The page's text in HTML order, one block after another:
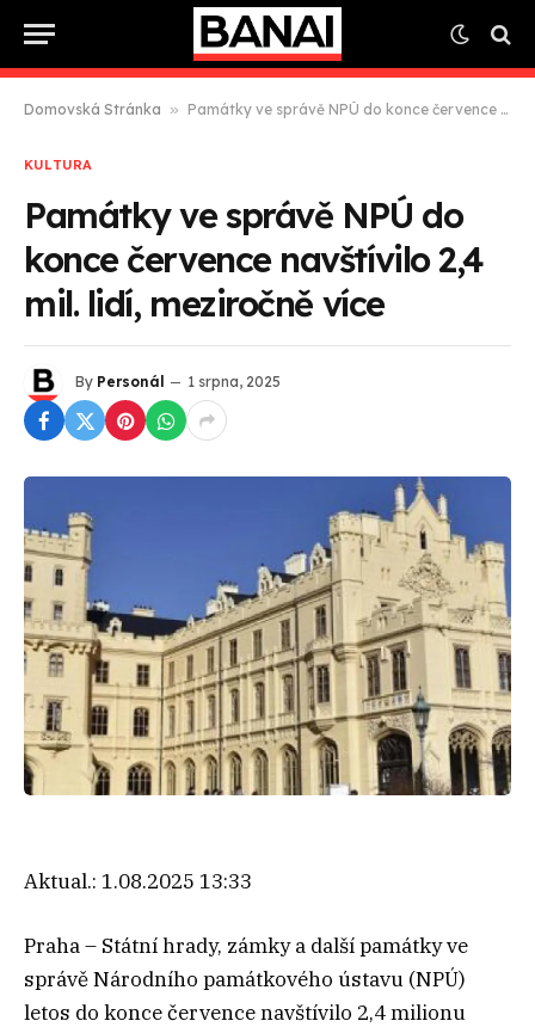
Domovská Stránka » Památky ve správě NPÚ do konce července navštívilo 2,4 mil. lidí, meziročně více
KULTURA
Památky ve správě NPÚ do
konce července navštívilo 2,4
mil. lidí, meziročně více
By Personál 1 srpna, 2025
Aktual.: 1.08.2025 13:33
Praha – Státní hrady, zámky a další památky ve
správě Národního památkového ústavu (NPÚ)
letos do konce července navštívilo 2,4 milionu